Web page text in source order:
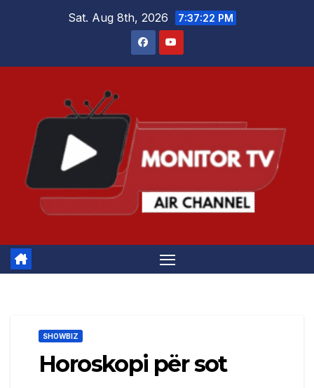
Sat. Aug 8th, 2026 7:37:22 PM
SHOWBIZ
Horoskopi për sot